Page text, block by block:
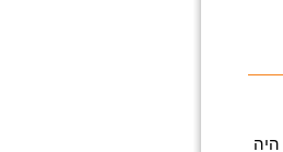
היה